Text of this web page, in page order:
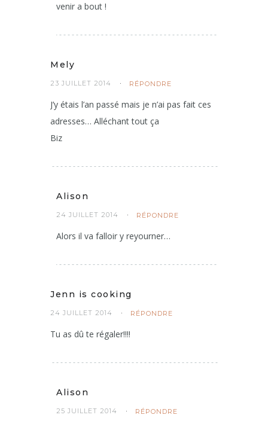
venir a bout !
Mely
23 JUILLET 2014 RÉPONDRE
J’y étais l’an passé mais je n’ai pas fait ces
adresses… Alléchant tout ça
Biz
Alison
24 JUILLET 2014 RÉPONDRE
Alors il va falloir y reyourner…
Jenn is cooking
24 JUILLET 2014 RÉPONDRE
Tu as dû te régaler!!!!
Alison
25 JUILLET 2014 RÉPONDRE